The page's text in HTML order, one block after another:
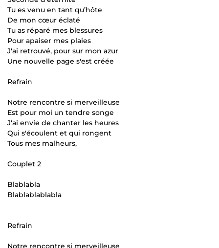
Tu es venu en tant qu’hôte
De mon cœur éclaté
Tu as réparé mes blessures
Pour apaiser mes plaies
J'ai retrouvé, pour sur mon azur
Une nouvelle page s'est créée
Refrain
Notre rencontre si merveilleuse
Est pour moi un tendre songe
J'ai envie de chanter les heures
Qui s'écoulent et qui rongent
Tous mes malheurs,
Couplet 2
Blablabla
Blablablablabla
Refrain
Notre rencontre si merveilleuse